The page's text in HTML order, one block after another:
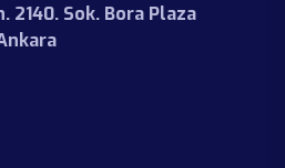
| Youth
Lansmanı
Yayında!
2140. Sok. Bora Plaza